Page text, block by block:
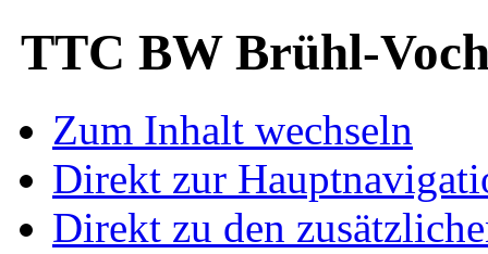
TTC BW Brühl-
Zum Inhalt wechseln
Direkt zur
Direkt zu den